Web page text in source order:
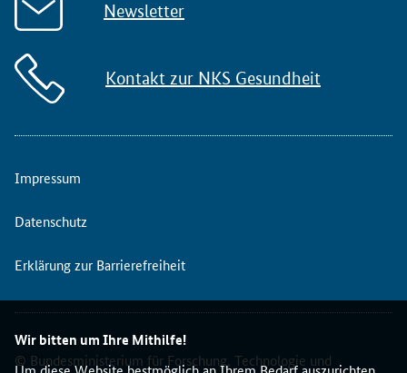
Wir bitten um Ihre Mithilfe!
Newsletter
Kontakt zur NKS Gesundheit
Impressum
Datenschutz
Erklärung zur Barrierefreiheit
© Bundesministerium für Forschung, Technologie und